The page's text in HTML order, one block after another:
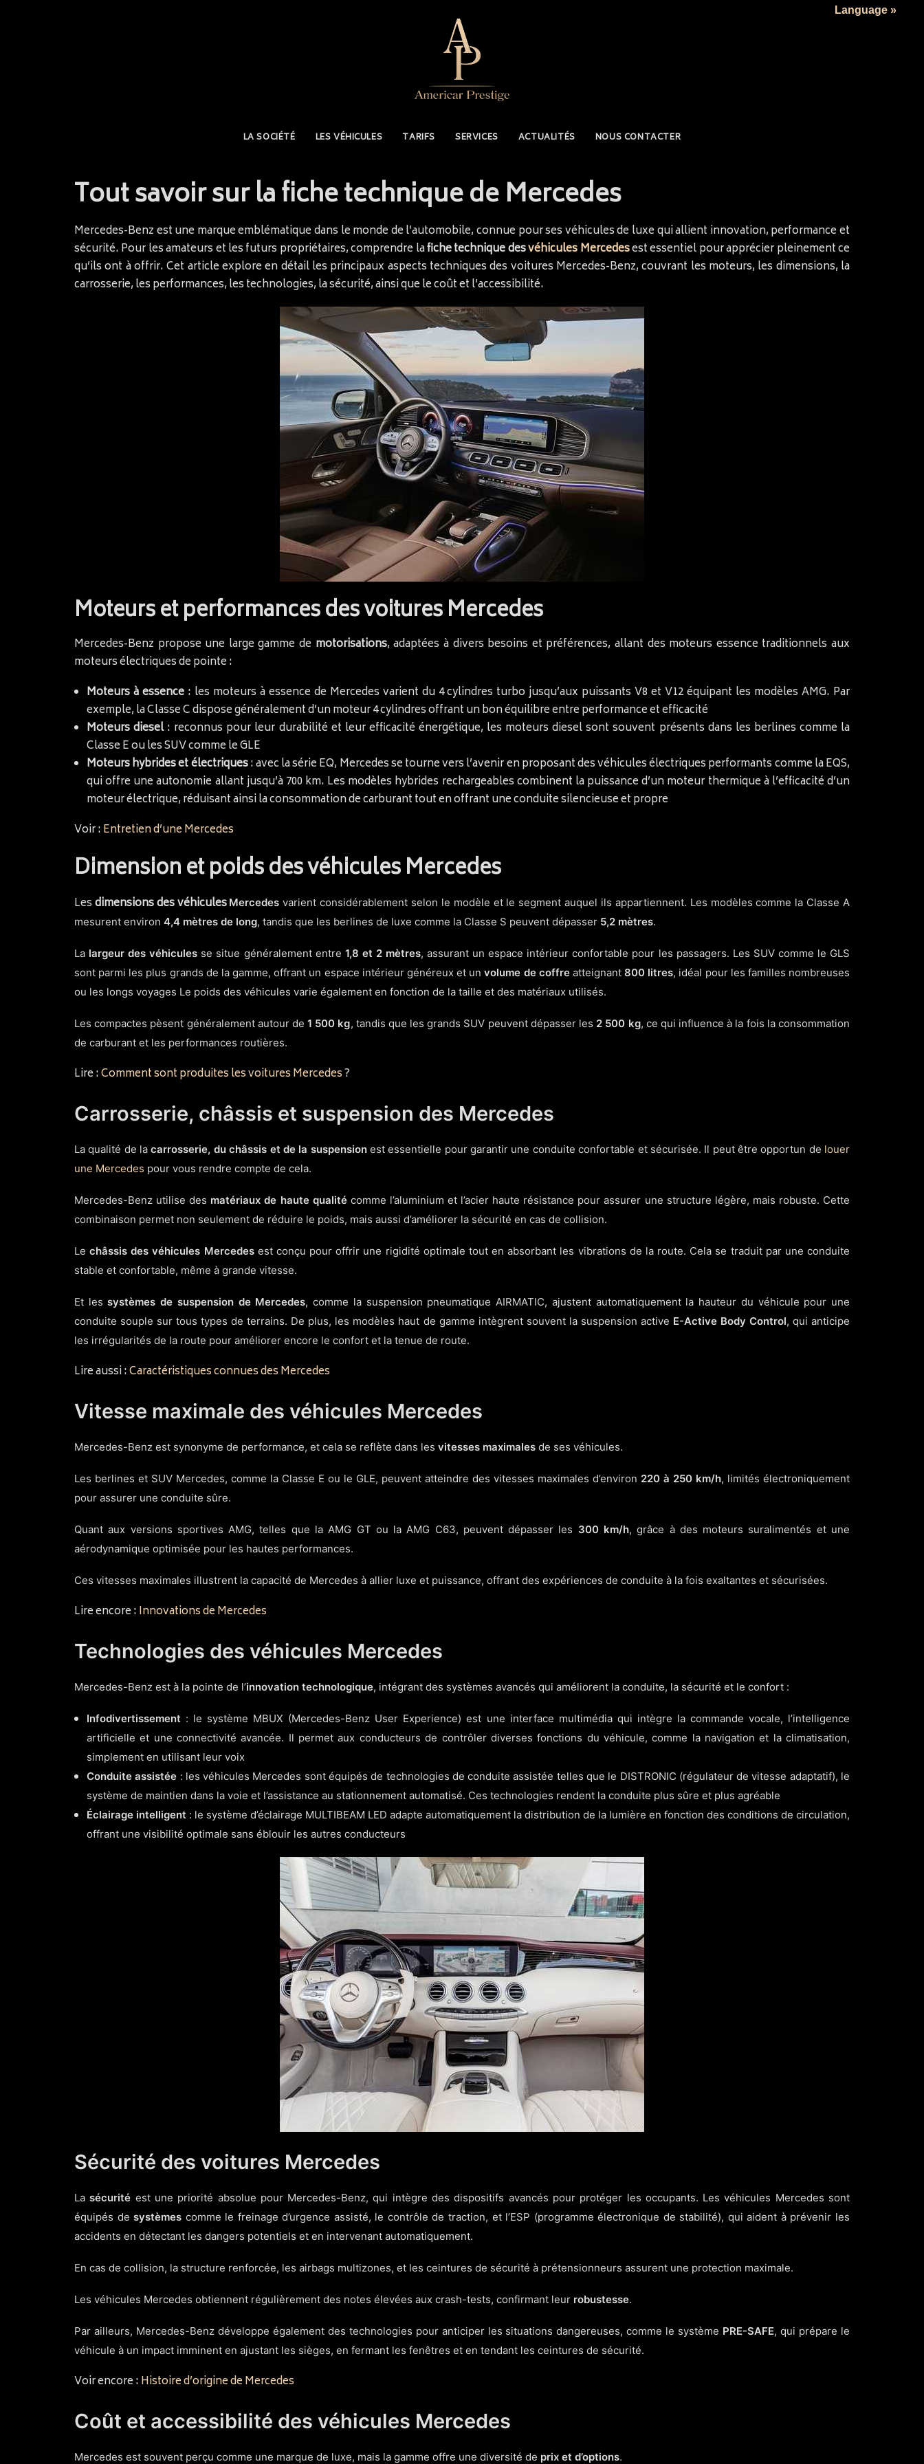
LA SOCIÉTÉ LES VÉHICULES TARIFS SERVICES ACTUALITÉS NOUS CONTACTER
Tout savoir sur la fiche technique de Mercedes
Mercedes-Benz est une marque emblématique dans le monde de l’automobile, connue pour ses véhicules de luxe qui allient innovation, performance et
sécurité. Pour les amateurs et les futurs propriétaires, comprendre lafiche technique desvéhicules Mercedesest essentiel pour apprécier pleinement ce
qu’ils ont à offrir. Cet article explore en détail les principaux aspects techniques des voitures Mercedes-Benz, couvrant les moteurs, les dimensions, la
carrosserie, les performances, les technologies, la sécurité, ainsi que le coût et l’accessibilité.
Moteurs et performances des voitures Mercedes
Mercedes-Benz propose une large gamme de motorisations, adaptées à divers besoins et préférences, allant des moteurs essence traditionnels aux
moteurs électriques de pointe :
Moteurs à essence: les moteurs à essence de Mercedes varient du 4 cylindres turbo jusqu’aux puissants V8 et V12 équipant les modèles AMG. Par
exemple, la Classe C dispose généralement d’un moteur 4 cylindres offrant un bon équilibre entre performance et efficacité
Moteurs diesel: reconnus pour leur durabilité et leur efficacité énergétique, les moteurs diesel sont souvent présents dans les berlines comme la
Classe E ou les SUV comme le GLE
Moteurs hybrides et électriques: avec la série EQ, Mercedes se tourne vers l’avenir en proposant des véhicules électriques performants comme la EQS,
qui offre une autonomie allant jusqu’à 700 km. Les modèles hybrides rechargeables combinent la puissance d’un moteur thermique à l’efficacité d’un
moteur électrique, réduisant ainsi la consommation de carburant tout en offrant une conduite silencieuse et propre
Voir :Entretien d’une Mercedes
Dimension et poids des véhicules Mercedes
Lesdimensions des véhicules Mercedes varient considérablement selon le modèle et le segment auquel ils appartiennent. Les modèles comme la Classe A
mesurent environ 4,4 mètres de long, tandis que les berlines de luxe comme la Classe S peuvent dépasser 5,2 mètres.
La largeur des véhicules se situe généralement entre 1,8 et 2 mètres, assurant un espace intérieur confortable pour les passagers. Les SUV comme le GLS
sont parmi les plus grands de la gamme, offrant un espace intérieur généreux et unvolume de coffreatteignant800 litres, idéal pour les familles nombreuses
ou les longs voyages Le poids des véhicules varie également en fonction de la taille et des matériaux utilisés.
Les compactes pèsent généralement autour de1 500 kg, tandis que les grands SUV peuvent dépasser les 2 500 kg, ce qui influence à la fois la consommation
de carburant et les performances routières.
Lire :Comment sont produites les voitures Mercedes?
Carrosserie, châssis et suspension des Mercedes
La qualité de lacarrosserie, du châssis et de la suspensionest essentielle pour garantir une conduite confortable et sécurisée. Il peut être opportun de louer
une Mercedes pour vous rendre compte de cela.
Mercedes-Benz utilise des matériaux de haute qualitécomme l’aluminium et l’acier haute résistance pour assurer une structure légère, mais robuste. Cette
combinaison permet non seulement de réduire le poids, mais aussi d’améliorer la sécurité en cas de collision.
Lechâssis des véhicules Mercedesest conçu pour offrir une rigidité optimale tout en absorbant les vibrations de la route. Cela se traduit par une conduite
stable et confortable, même à grande vitesse.
Et lessystèmes de suspension de Mercedes, comme la suspension pneumatique AIRMATIC, ajustent automatiquement la hauteur du véhicule pour une
conduite souple sur tous types de terrains. De plus, les modèles haut de gamme intègrent souvent la suspension active E-Active Body Control, qui anticipe
les irrégularités de la route pour améliorer encore le confort et la tenue de route.
Lire aussi :Caractéristiques connues des Mercedes
Vitesse maximale des véhicules Mercedes
Mercedes-Benz est synonyme de performance, et cela se reflète dans les vitesses maximales de ses véhicules.
Les berlines et SUV Mercedes, comme la Classe E ou le GLE, peuvent atteindre des vitesses maximales d’environ 220 à 250 km/h, limités électroniquement
pour assurer une conduite sûre.
Quant aux versions sportives AMG, telles que la AMG GT ou la AMG C63, peuvent dépasser les 300 km/h, grâce à des moteurs suralimentés et une
aérodynamique optimisée pour les hautes performances.
Ces vitesses maximales illustrent la capacité de Mercedes à allier luxe et puissance, offrant des expériences de conduite à la fois exaltantes et sécurisées.
Lire encore :Innovations de Mercedes
Technologies des véhicules Mercedes
Mercedes-Benz est à la pointe de l’innovation technologique, intégrant des systèmes avancés qui améliorent la conduite, la sécurité et le confort :
Infodivertissement : le système MBUX (Mercedes-Benz User Experience) est une interface multimédia qui intègre la commande vocale, l’intelligence
artificielle et une connectivité avancée. Il permet aux conducteurs de contrôler diverses fonctions du véhicule, comme la navigation et la climatisation,
simplement en utilisant leur voix
Conduite assistée : les véhicules Mercedes sont équipés de technologies de conduite assistée telles que le DISTRONIC (régulateur de vitesse adaptatif), le
système de maintien dans la voie et l’assistance au stationnement automatisé. Ces technologies rendent la conduite plus sûre et plus agréable
Éclairage intelligent : le système d’éclairage MULTIBEAM LED adapte automatiquement la distribution de la lumière en fonction des conditions de circulation,
offrant une visibilité optimale sans éblouir les autres conducteurs
Sécurité des voitures Mercedes
Lasécurité est une priorité absolue pour Mercedes-Benz, qui intègre des dispositifs avancés pour protéger les occupants. Les véhicules Mercedes sont
équipés desystèmes comme le freinage d’urgence assisté, le contrôle de traction, et l’ESP (programme électronique de stabilité), qui aident à prévenir les
accidents en détectant les dangers potentiels et en intervenant automatiquement.
En cas de collision, la structure renforcée, les airbags multizones, et les ceintures de sécurité à prétensionneurs assurent une protection maximale.
Les véhicules Mercedes obtiennent régulièrement des notes élevées aux crash-tests, confirmant leur robustesse.
Par ailleurs, Mercedes-Benz développe également des technologies pour anticiper les situations dangereuses, comme le système PRE-SAFE, qui prépare le
véhicule à un impact imminent en ajustant les sièges, en fermant les fenêtres et en tendant les ceintures de sécurité.
Voir encore :Histoire d’origine de Mercedes
Coût et accessibilité des véhicules Mercedes
Mercedes est souvent perçu comme une marque de luxe, mais la gamme offre une diversité de prix et d’options.
Language »